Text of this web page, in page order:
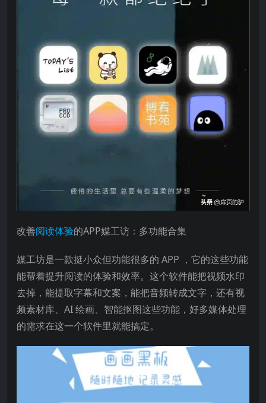
改善阅读体验的APP媒工访：多功能合集
媒工坊是一款挺小众但功能很多的 APP ，它的这些功能
能帮着提升阅读的体验和效率。这个软件能把视频水印
去掉，能提取字幕和文案，能把音频转成文字，还有视
频素材库、AI 绘画、智能抠图这些功能，好多媒体处理
的需求在这一个软件里就能搞定。